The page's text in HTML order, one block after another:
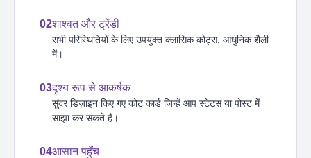
02शाश्वत और ट्रेंडी
सभी परिस्थितियों के लिए उपयुक्त क्लासिक कोट्स, आधुनिक शैली
में।
03दृश्य रूप से आकर्षक
सुंदर डिज़ाइन किए गए कोट कार्ड जिन्हें आप स्टेटस या पोस्ट में
साझा कर सकते हैं।
04आसान पहुँच